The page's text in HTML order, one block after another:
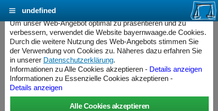
MINEBEA INTEC Combics 3 Waagenindikator
CAISL3 (CAW3P)
Cookie Einstellungen - bayernwaage.de
Um unser Web-Angebot optimal zu präsentieren und zu
verbessern, verwendet die Website bayernwaage.de Cookies.
Durch die weitere Nutzung des Web-Angebots stimmen Sie
der Verwendung von Cookies zu. Näheres dazu erfahren Sie
in unserer Datenschutzerklärung.
Informationen zu Alle Cookies akzeptieren - Details anzeigen
Informationen zu Essenzielle Cookies akzeptieren -
Details anzeigen
undefined